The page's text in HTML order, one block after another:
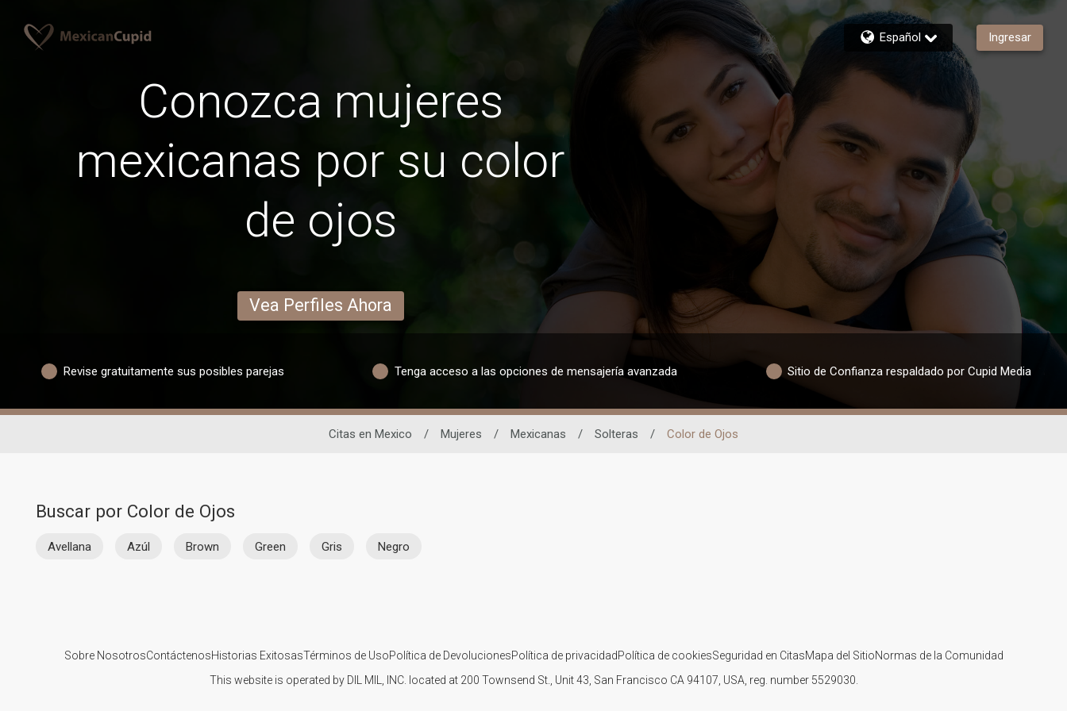
Español Ingresar
Conozca mujeres
mexicanas por su color
de ojos
Vea Perfiles Ahora
Revise gratuitamente sus posibles parejas Tenga acceso a las opciones de mensajería avanzada Sitio de Confianza respaldado por Cupid Media
Citas en Mexico / Mujeres / Mexicanas / Solteras / Color de Ojos
Buscar por Color de Ojos
Avellana Azúl Brown Green Gris Negro
Sobre NosotrosContáctenosHistorias ExitosasTérminos de UsoPolítica de DevolucionesPolítica de privacidadPolítica de cookiesSeguridad en CitasMapa del SitioNormas de la Comunidad
This website is operated by DIL MIL, INC. located at 200 Townsend St., Unit 43, San Francisco CA 94107, USA, reg. number 5529030.